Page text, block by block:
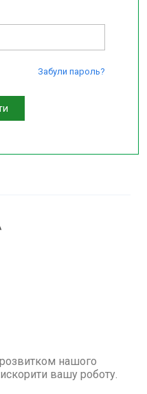
Забули пароль?
нашого
вашу роботу.